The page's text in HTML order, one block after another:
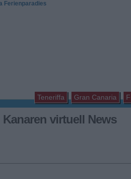
Teneriffa Gran Canaria
Kanaren virtuell News